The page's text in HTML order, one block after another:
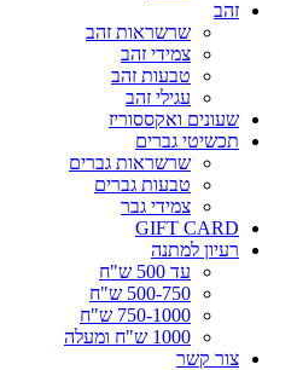
זהב
שרשראות זהב
צמידי זהב
טבעות זהב
עגילי זהב
שעונים ואקססוריז
תכשיטי גברים
שרשראות גברים
טבעות גברים
צמידי גבר
GIFT CARD
רעיון למתנה
עד 500 ש"ח
500-750 ש"ח
750-1000 ש"ח
1000 ש"ח ומעלה
צור קשר